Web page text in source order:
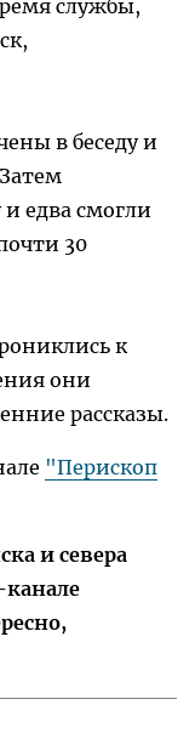
службы,
в беседу и
едва смогли
30
к
они
рассказы.
"Перископ
и севера
канале